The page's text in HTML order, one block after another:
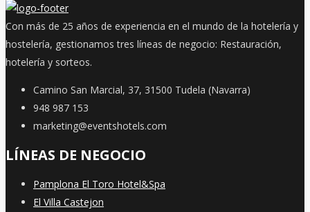
Con más de 25 años de experiencia en el mundo de la hotelería y
hostelería, gestionamos tres líneas de negocio: Restauración,
hotelería y sorteos.
Camino San Marcial, 37, 31500 Tudela (Navarra)
948 987 153
marketing@eventshotels.com
LÍNEAS DE NEGOCIO
Pamplona El Toro Hotel&Spa
El Villa Castejon